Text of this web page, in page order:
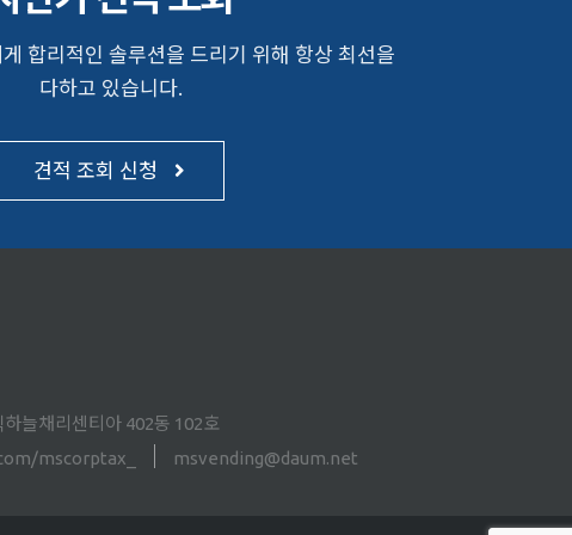
합리적인 솔루션을 드리기 위해 항상 최선을
다하고 있습니다.
견적 조회 신청
늘채리센티아 402동 102호
mscorptax_ msvending@daum.net